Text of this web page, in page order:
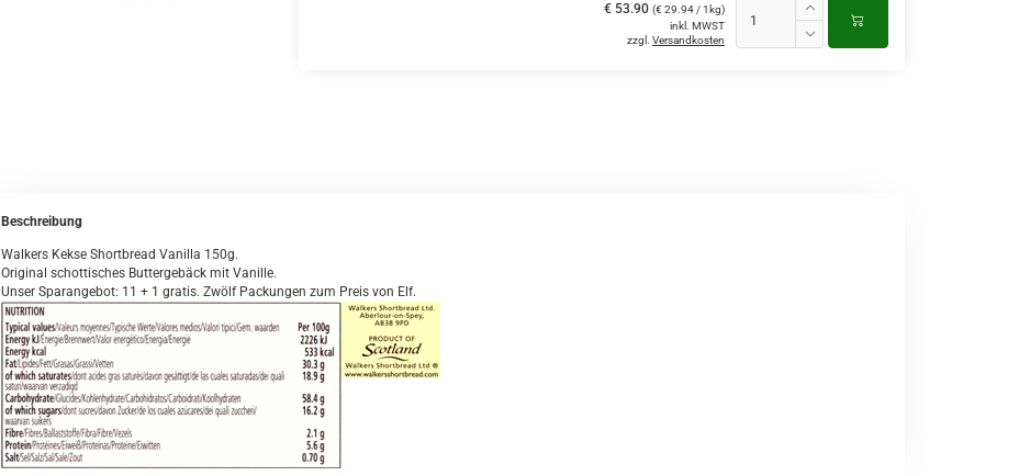
€ 53.90 (€ 29.94 / 1kg)
inkl. MWST
zzgl. Versandkosten
Beschreibung
Walkers Kekse Shortbread Vanilla 150g.
Original schottisches Buttergebäck mit Vanille.
Unser Sparangebot: 11 + 1 gratis. Zwölf Packungen zum Preis von Elf.